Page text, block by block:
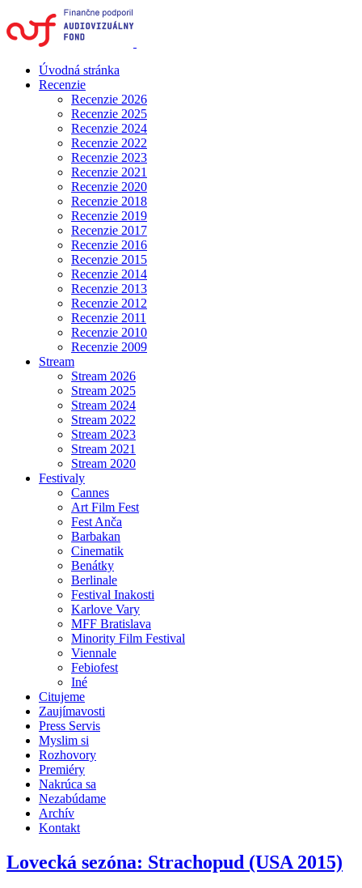
Úvodná stránka
Recenzie
Recenzie 2026
Recenzie 2025
Recenzie 2024
Recenzie 2022
Recenzie 2023
Recenzie 2021
Recenzie 2020
Recenzie 2018
Recenzie 2019
Recenzie 2017
Recenzie 2016
Recenzie 2015
Recenzie 2014
Recenzie 2013
Recenzie 2012
Recenzie 2011
Recenzie 2010
Recenzie 2009
Stream
Stream 2026
Stream 2025
Stream 2024
Stream 2022
Stream 2023
Stream 2021
Stream 2020
Festivaly
Cannes
Art Film Fest
Fest Anča
Barbakan
Cinematik
Benátky
Berlinale
Festival Inakosti
Karlove Vary
MFF Bratislava
Minority Film Festival
Viennale
Febiofest
Iné
Citujeme
Zaujímavosti
Press Servis
Myslim si
Rozhovory
Premiéry
Nakrúca sa
Nezabúdame
Archív
Kontakt
Lovecká sezóna: Strachopud (USA 2015)